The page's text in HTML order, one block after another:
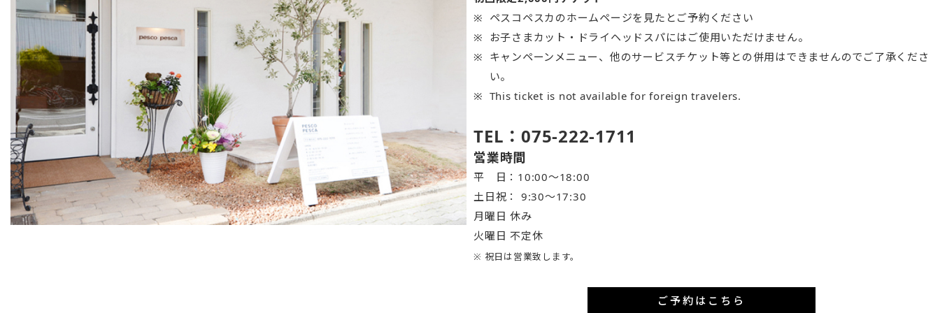
ペスコペスカのホームページを見たとご予約ください
お子さまカット・ドライヘッドスパにはご使用いただけません。
キャンペーンメニュー、他のサービスチケット等との併用はできませんのでご了承くださ
い。
This ticket is not available for foreign travelers.
TEL：075-222-1711
営業時間
平 日：10:00～18:00
土日祝： 9:30〜17:30
月曜日 休み
火曜日 不定休
※ 祝日は営業致します。
ご予約はこちら